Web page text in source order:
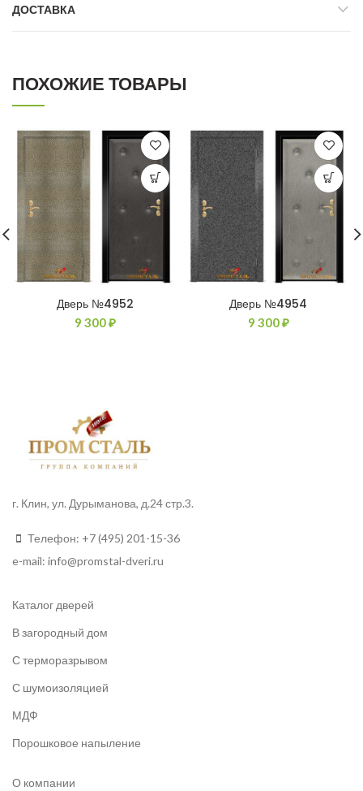
ДОСТАВКА
ПОХОЖИЕ ТОВАРЫ
Дверь №4952
9 300₽
Дверь №4954
9 300₽
г. Клин, ул. Дурыманова, д.24 стр.3.
Телефон: +7 (495) 201-15-36
e-mail: info@promstal-dveri.ru
Каталог дверей
В загородный дом
С терморазрывом
С шумоизоляцией
МДФ
Порошковое напыление
О компании